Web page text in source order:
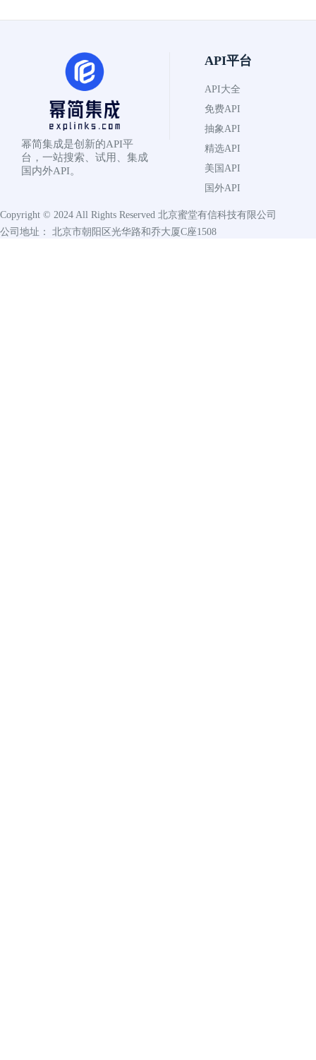
幂简集成是创新的API平
台，一站搜索、试用、集成
国内外API。
API平台
API大全
免费API
抽象API
精选API
美国API
国外API
Copyright © 2024 All Rights Reserved 北京蜜堂有信科技有限公司
公司地址： 北京市朝阳区光华路和乔大厦C座1508